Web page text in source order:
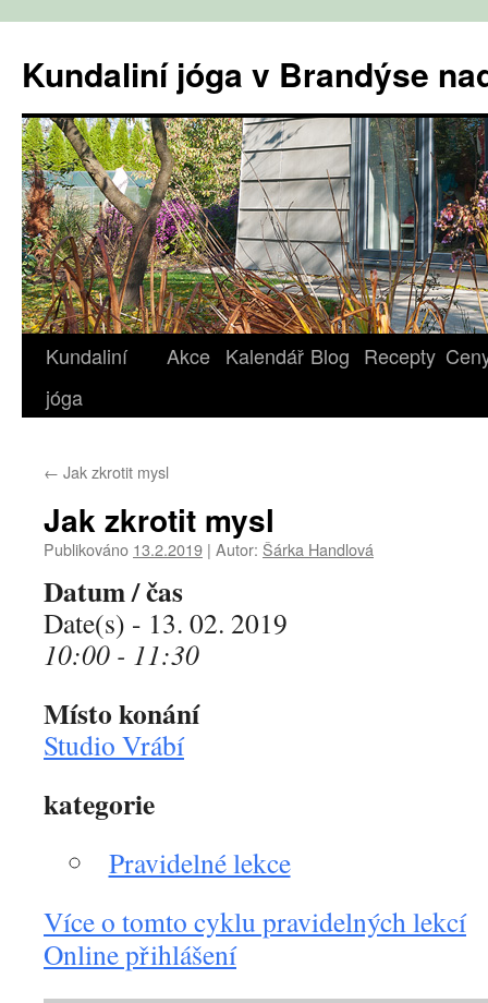
obsahu
webu
Kundaliní jóga v Brandýse
Kundaliní
jóga
Akce Kalendář Blog Recepty
← Jak zkrotit mysl
Jak zkrotit mysl
Publikováno 13.2.2019 | Autor: Šárka Handlová
Datum / čas
Date(s) - 13. 02. 2019
10:00 - 11:30
Místo konání
Studio Vrábí
kategorie
Pravidelné lekce
Více o tomto cyklu pravidelných lekcí
Online přihlášení